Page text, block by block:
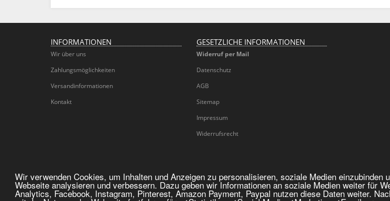
Wir verwenden Cookies, um Inhalten und Anzeigen zu personalisieren, soziale Medien einzubinden
Webseite analysieren und verbessern. Dazu geben wir Informationen an soziale Medien weiter für
Analytics, Facebook, Instagram, Pinterest, Amazon Payment, Paypal nutzen diese Daten weiter.
INFORMATIONEN
Wir über uns
Zahlungsmöglichkeiten
Versandinformationen
Kontakt
GESETZLICHE INFORMATIONEN
Widerruf per Mail
Datenschutz
AGB
Sitemap
Impressum
Widerrufsrecht
© CM Wedding GmbH